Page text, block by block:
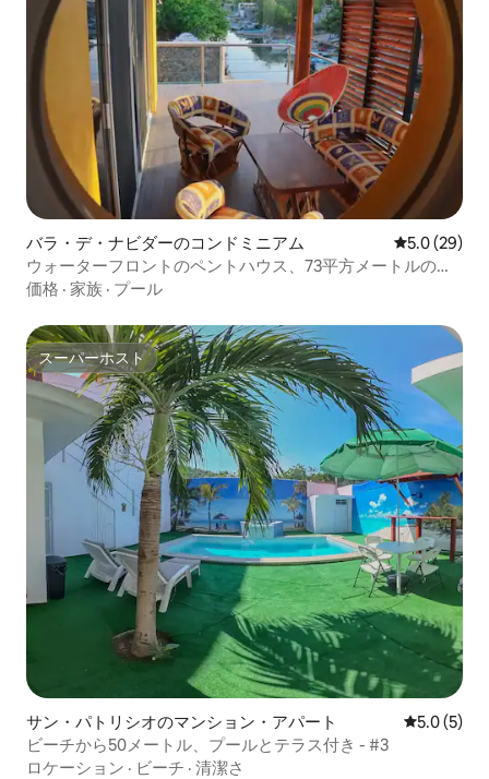
バラ・デ・ナビダーのコンドミニアム レビュー29
5.0 (29)
ウォーターフロントのペントハウス、73平方メートルのイ
ンフィニティプール（海水）
価格 · 家族 · プール
スーパーホスト
スーパーホスト
サン・パトリシオのマンション・アパート レビュー5
5.0 (5)
ビーチから50メートル、プールとテラス付き - #3
ロケーション · ビーチ · 清潔さ